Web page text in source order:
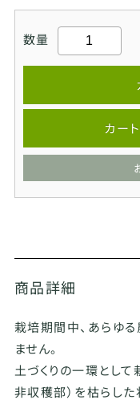
数量
カー
商品詳細
栽培期間中、あらゆ
ません。
土づくりの一環とし
非収穫部）を枯らし